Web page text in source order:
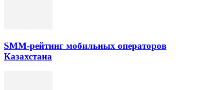
SMM-рейтинг мобильных операторов
Казахстана